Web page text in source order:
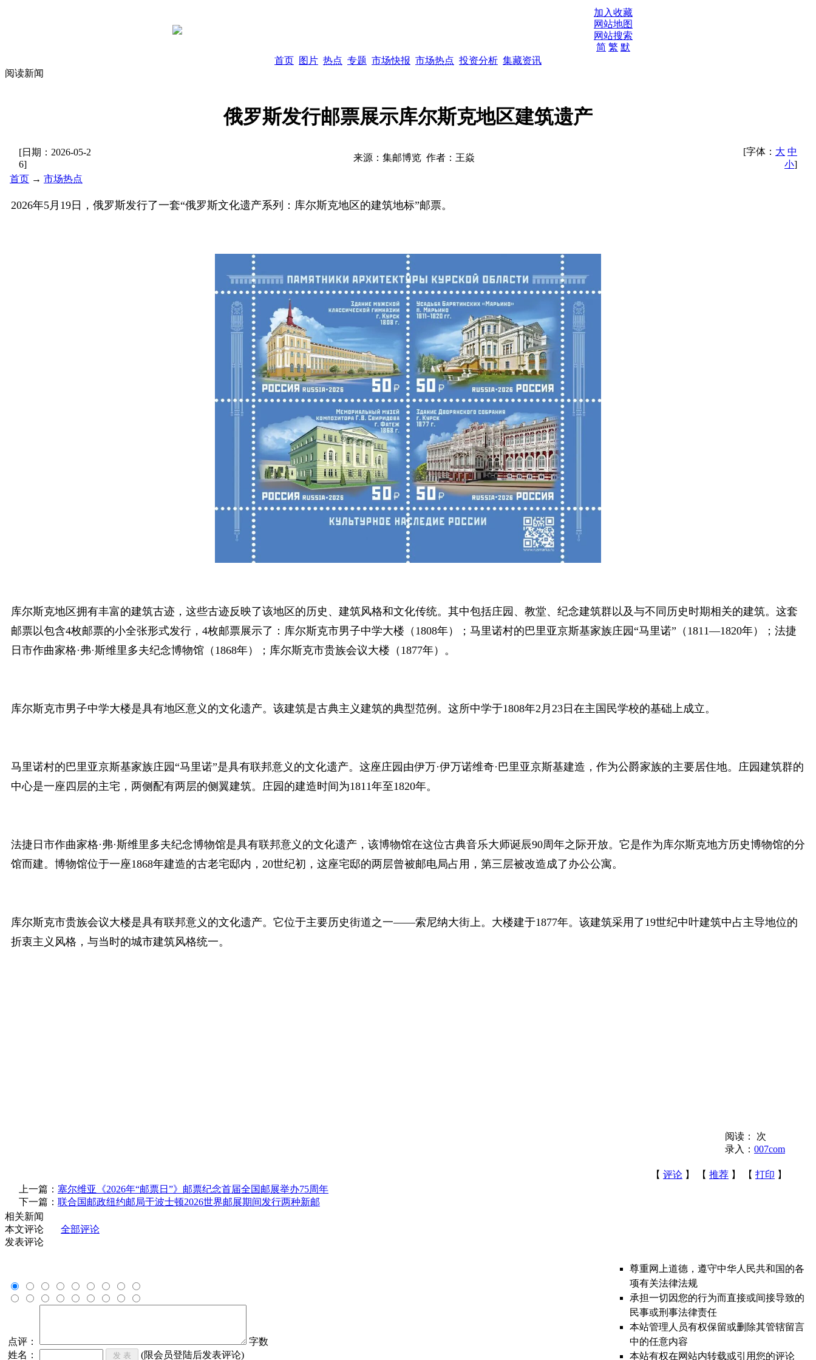
加入收藏
网站地图
网站搜索
简 繁 默
首页 图片 热点 专题 市场快报 市场热点 投资分析 集藏资讯
阅读新闻
俄罗斯发行邮票展示库尔斯克地区建筑遗产
[日期： 2026-05-2
6]
来源： 集邮博览 作者： 王焱
[字体： 大 中
小]
首页 → 市场热点
2026年5月19日，俄罗斯发行了一套“俄罗斯文化遗产系列： 库尔斯克地区的建筑地标”邮票。
库尔斯克地区拥有丰富的建筑古迹，这些古迹反映了该地区的历史、建筑风格和文化传统。其中包括庄园、教堂、纪念建筑群以及与不同历史时期相关的建筑。这套
邮票以包含4枚邮票的小全张形式发行，4枚邮票展示了：库尔斯克市男子中学大楼（1808年）；马里诺村的巴里亚京斯基家族庄园“马里诺”（1811—1820年）；法捷
日市作曲家格·弗·斯维里多夫纪念博物馆（1868年）；库尔斯克市贵族会议大楼（1877年）。
库尔斯克市男子中学大楼是具有地区意义的文化遗产。该建筑是古典主义建筑的典型范例。这所中学于1808年2月23日在主国民学校的基础上成立。
马里诺村的巴里亚京斯基家族庄园“马里诺”是具有联邦意义的文化遗产。这座庄园由伊万·伊万诺维奇·巴里亚京斯基建造，作为公爵家族的主要居住地。庄园建筑群的
中心是一座四层的主宅，两侧配有两层的侧翼建筑。庄园的建造时间为1811年至1820年。
法捷日市作曲家格·弗·斯维里多夫纪念博物馆是具有联邦意义的文化遗产，该博物馆在这位古典音乐大师诞辰90周年之际开放。它是作为库尔斯克地方历史博物馆的分
馆而建。博物馆位于一座1868年建造的古老宅邸内，20世纪初，这座宅邸的两层曾被邮电局占用，第三层被改造成了办公公寓。
库尔斯克市贵族会议大楼是具有联邦意义的文化遗产。它位于主要历史街道之一——索尼纳大街上。大楼建于1877年。该建筑采用了19世纪中叶建筑中占主导地位的
折衷主义风格 ，与当时的城市建筑风格统一。
阅读：
次
录入： 007com
【 评论 】 【 推荐 】 【 打印 】
上一篇： 塞尔维亚《2026年“邮票日”》邮票纪念首届全国邮展举办75周年
下一篇： 联合国邮政纽约邮局于波士顿2026世界邮展期间发行两种新邮
相关新闻
本文评论
全部评论
发表评论
点评：
字数
姓名：
(限会员登陆后发表评论)
尊重网上道德，遵守中华人民共和国的各
项有关法律法规
承担一切因您的行为而直接或间接导致的
民事或刑事法律责任
本站管理人员有权保留或删除其管辖留言
中的任意内容
本站有权在网站内转载或引用您的评论